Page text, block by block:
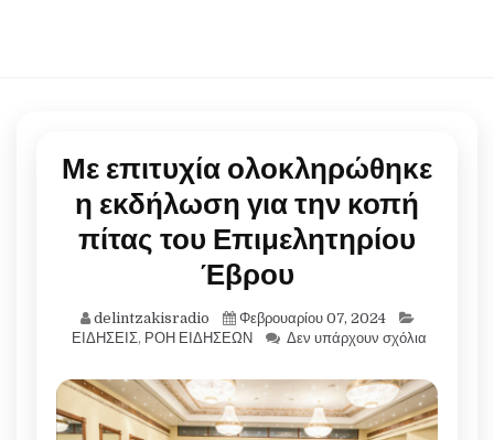
Με επιτυχία ολοκληρώθηκε
η εκδήλωση για την κοπή
πίτας του Επιμελητηρίου
Έβρου
delintzakisradio
Φεβρουαρίου 07, 2024
ΕΙΔΗΣΕΙΣ, ΡΟΗ ΕΙΔΗΣΕΩΝ Δεν υπάρχουν σχόλια